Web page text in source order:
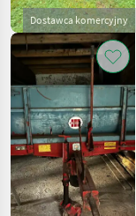
Dostawca komercyjny